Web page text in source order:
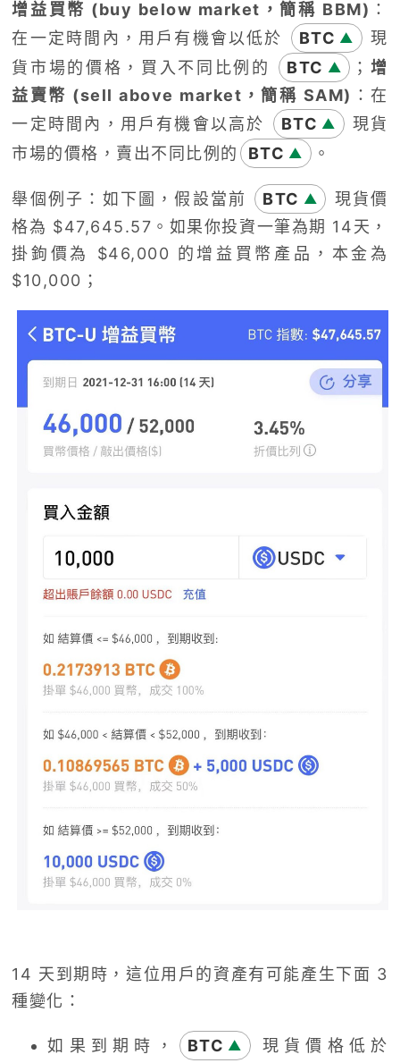
增益買幣 (buy below market ，簡稱 BBM) ：
在一定時間內，用戶有機會以低於
BTC ▲
現
貨市場的價格，買入不同比例的
BTC ▲ ； 增
益賣幣 (sell above market ，簡稱 SAM) ：在
一定時間內，用戶有機會以高於
BTC ▲
現貨
市場的價格，賣出不同比例的
BTC ▲ 。
舉個例子：如下圖，假設當前 BTC ▲
現貨價
格為 $47,645.57 。如果你投資一筆為期 14天，
掛鉤價為
$46,000 的增益買幣產品，本金為
$10,000 ；
14 天到期時，這位用戶的資產有可能產生下面 3
種變化：
如果到期時， BTC ▲
現貨價格低於